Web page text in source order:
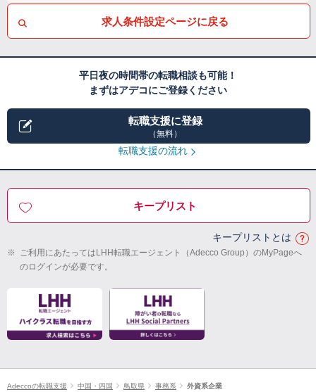
求人条件設定ページに戻る
平日夜の時間帯の転職相談も可能！
まずはアデコにご登録ください
転職支援に登録
（無料）
転職支援の流れ
キープリスト
キープリストとは
※ ご利用にあたってはLHH転職エージェント（Adecco Group）のMyPageへ
のログインが必要です。
Adeccoの転職支援 中国・四国 鳥取県 事務系 外資系企業